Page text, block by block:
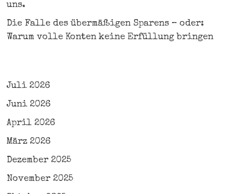
uns.
Die Falle des übermäßigen Sparens – oder:
Warum volle Konten keine Erfüllung bringen
Juli 2026
Juni 2026
April 2026
März 2026
Dezember 2025
November 2025